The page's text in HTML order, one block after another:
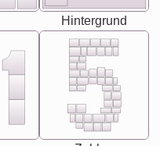
Hintergrund